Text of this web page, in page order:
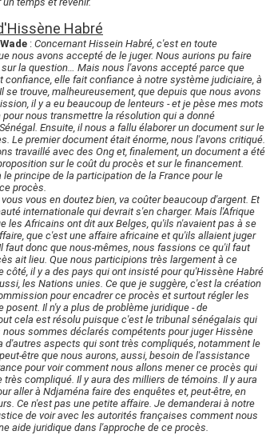
Habré
: Concernant Hissein Habré, c'est en toute
nous avons accepté de le juger. Nous aurions pu faire
la question… Mais nous l'avons accepté parce que
confiance, elle fait confiance à notre système judiciaire, à
se trouve, malheureusement, que depuis que nous avons
il y a eu beaucoup de lenteurs - et je pèse mes mots
pour nous transmettre la résolution qui a donné
Ensuite, il nous a fallu élaborer un document sur le
Le premier document était énorme, nous l'avons critiqué.
travaillé avec des Ong et, finalement, un document a été
sur le coût du procès et sur le financement.
le principe de la participation de la France pour le
procès.
vous en doutez bien, va coûter beaucoup d'argent. Et
internationale qui devrait s'en charger. Mais l'Afrique
les Africains ont dit aux Belges, qu'ils n'avaient pas à se
que c'est une affaire africaine et qu'ils allaient juger
faut donc que nous-mêmes, nous fassions ce qu'il faut
ait lieu. Que nous participions très largement à ce
côté, il y a des pays qui ont insisté pour qu'Hissène Habré
les Nations unies. Ce que je suggère, c'est la création
pour encadrer ce procès et surtout régler les
posent. Il n'y a plus de problème juridique - de
cela est résolu puisque c'est le tribunal sénégalais qui
sommes déclarés compétents pour juger Hissène
d'autres aspects qui sont très compliqués, notamment le
être que nous aurons, aussi, besoin de l'assistance
pour voir comment nous allons mener ce procès qui
très compliqué. Il y aura des milliers de témoins. Il y aura
aller à Ndjaména faire des enquêtes et, peut-être, en
Ce n'est pas une petite affaire. Je demanderai à notre
de voir avec les autorités françaises comment nous
aide juridique dans l'approche de ce procès.